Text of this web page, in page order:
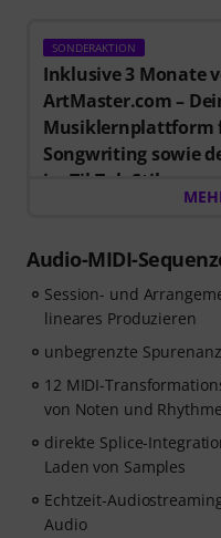
SONDERAKTION
Inklusive 3 Monate
ArtMaster.com –
Musiklernplattform
Songwriting sowie
im TikTok-Stil.
Beim Kauf dieses
im Wert von 59 EUR
Premium-Online-
Themen zu modernen
Erstellung, Vocal-
content-ready
ArtMaster.com ist DER
Brown, Dr. Dre), Printz
Timberlake) und Chris
Williams) entwickelt
Videolektionen für
Audio-MIDI-
Session- und
lineares Produzieren
unbegrenzte
12 MIDI-
von Noten und
direkte Splice-
Laden von Samples
Echtzeit-
Audio